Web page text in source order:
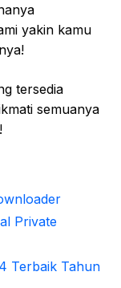
yakin kamu
tersedia
semuanya
Private
Terbaik Tahun